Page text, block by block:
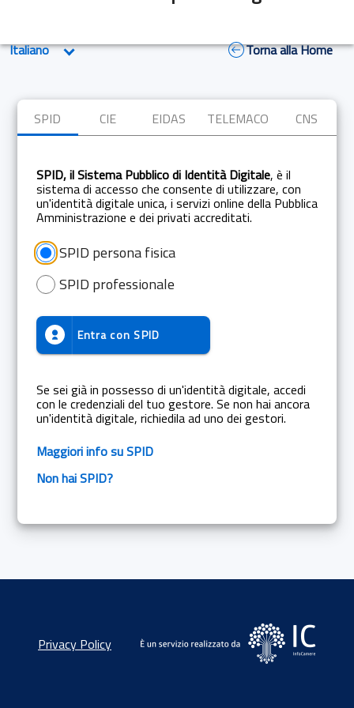
Torna alla Home
SPID CIE EIDAS TELEMACO CNS
SPID, il Sistema Pubblico di Identità Digitale, è il
sistema di accesso che consente di utilizzare, con
un'identità digitale unica, i servizi online della Pubblica
Amministrazione e dei privati accreditati.
SPID persona fisica
SPID professionale
Entra con SPID
Se sei già in possesso di un'identità digitale, accedi
con le credenziali del tuo gestore. Se non hai ancora
un'identità digitale, richiedila ad uno dei gestori.
Maggiori info su SPID
Non hai SPID?
Privacy Policy